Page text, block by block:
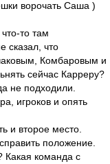
ворочать Саша )
то там
сказал, что
Комбаровым и
сейчас Карреру?
не подходили.
игроков и опять
и второе место.
положение.
Какая команда с